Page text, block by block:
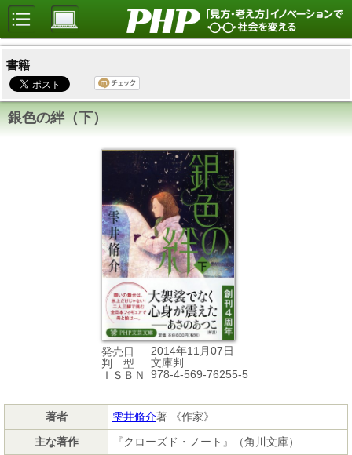
書籍
銀色の絆（下）
発売日
2014年11月07日
判 型
文庫判
ＩＳＢＮ
978-4-569-76255-5
著者 雫井脩介著 《作家》
主な著作
『クローズド・ノート』（角川文庫）